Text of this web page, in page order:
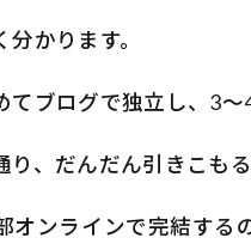
かります。
てブログで独立し、3
り、だんだん引きこも
オンラインで完結する